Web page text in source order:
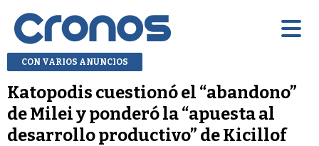
CON VARIOS ANUNCIOS
Katopodis cuestionó el “abandono”
de Milei y ponderó la “apuesta al
desarrollo productivo” de Kicillof